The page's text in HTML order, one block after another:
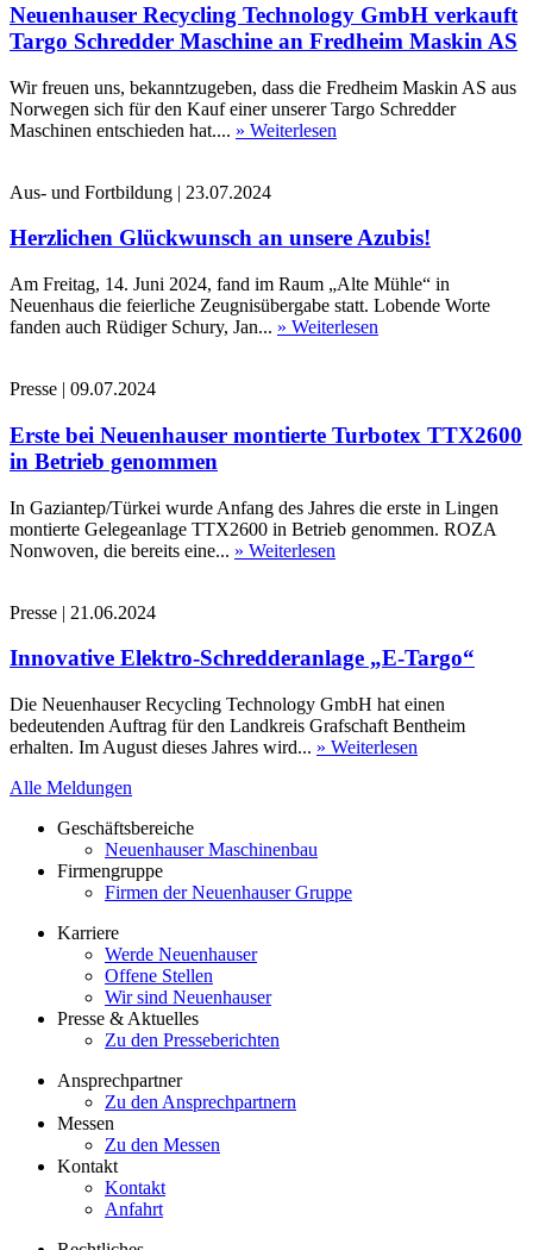
Neuenhauser Recycling Technology GmbH verkauft
Targo Schredder Maschine an Fredheim Maskin AS
Wir freuen uns, bekanntzugeben, dass die Fredheim Maskin AS aus
Norwegen sich für den Kauf einer unserer Targo Schredder
Maschinen entschieden hat.... » Weiterlesen
Aus- und Fortbildung | 23.07.2024
Herzlichen Glückwunsch an unsere Azubis!
Am Freitag, 14. Juni 2024, fand im Raum „Alte Mühle“ in
Neuenhaus die feierliche Zeugnisübergabe statt. Lobende Worte
fanden auch Rüdiger Schury, Jan... » Weiterlesen
Presse | 09.07.2024
Erste bei Neuenhauser montierte Turbotex TTX2600
in Betrieb genommen
In Gaziantep/Türkei wurde Anfang des Jahres die erste in Lingen
montierte Gelegeanlage TTX2600 in Betrieb genommen. ROZA
Nonwoven, die bereits eine... » Weiterlesen
Presse | 21.06.2024
Innovative Elektro-Schredderanlage „E-Targo“
Die Neuenhauser Recycling Technology GmbH hat einen
bedeutenden Auftrag für den Landkreis Grafschaft Bentheim
erhalten. Im August dieses Jahres wird... » Weiterlesen
Alle Meldungen
Geschäftsbereiche
Neuenhauser Maschinenbau
Firmengruppe
Firmen der Neuenhauser Gruppe
Karriere
Werde Neuenhauser
Offene Stellen
Wir sind Neuenhauser
Presse & Aktuelles
Zu den Presseberichten
Ansprechpartner
Zu den Ansprechpartnern
Messen
Zu den Messen
Kontakt
Kontakt
Anfahrt